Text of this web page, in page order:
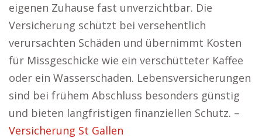
eigenen Zuhause fast unverzichtbar. Die
Versicherung schützt bei versehentlich
verursachten Schäden und übernimmt Kosten
für Missgeschicke wie ein verschütteter Kaffee
oder ein Wasserschaden. Lebensversicherungen
sind bei frühem Abschluss besonders günstig
und bieten langfristigen finanziellen Schutz. –
Versicherung St Gallen